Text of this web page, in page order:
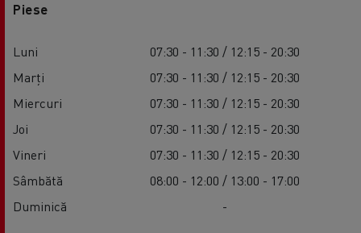
Piese
Luni
07:30 - 11:30 / 12:15 - 20:30
Marți
07:30 - 11:30 / 12:15 - 20:30
Miercuri
07:30 - 11:30 / 12:15 - 20:30
Joi
07:30 - 11:30 / 12:15 - 20:30
Vineri
07:30 - 11:30 / 12:15 - 20:30
Sâmbătă
08:00 - 12:00 / 13:00 - 17:00
Duminică
-